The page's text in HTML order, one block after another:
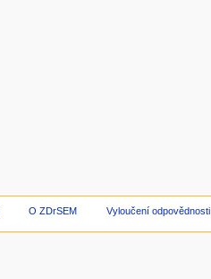
O ZDrSEM Vyloučení odpovědnosti